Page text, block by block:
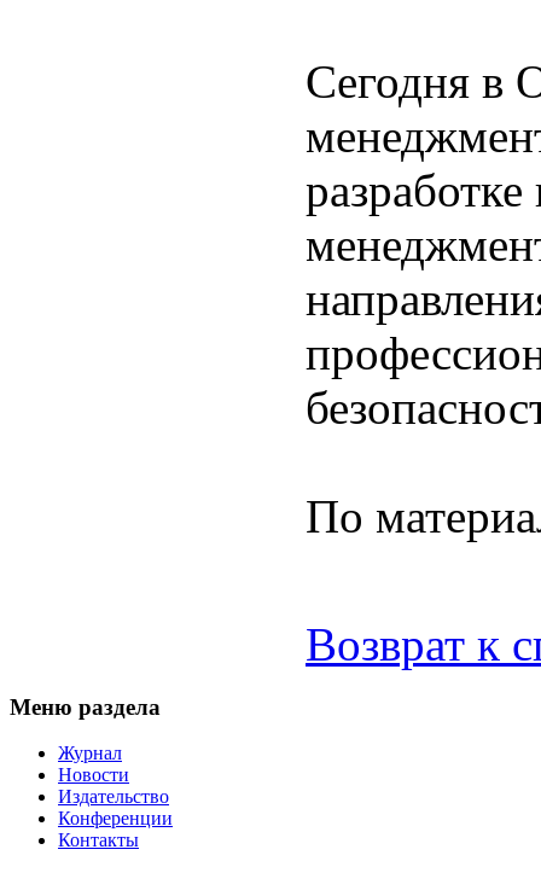
Сегодня в
По
Возврат к
Меню раздела
Журнал
Новости
Издательство
Конференции
Контакты